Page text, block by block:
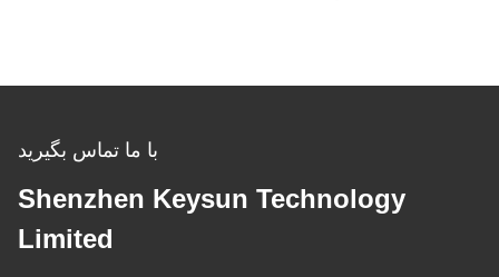
با ما تماس بگیرید
Shenzhen Keysun Technology
Limited